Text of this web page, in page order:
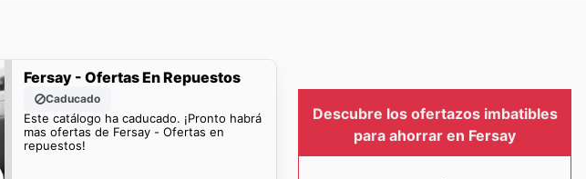
Fersay - Ofertas En Repuestos
Caducado
Este catálogo ha caducado. ¡Pronto habrá
mas ofertas de Fersay - Ofertas en
repuestos!
Descubre los ofertazos imbatibles
para ahorrar en Fersay